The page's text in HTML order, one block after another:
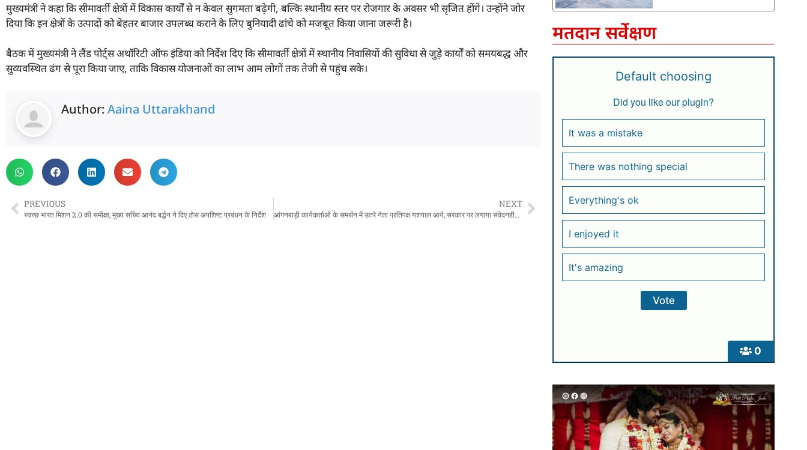
मुख्यमंत्री ने कहा कि सीमावर्ती क्षेत्रों में विकास कार्यों से न केवल सुगमता बढ़ेगी, बल्कि स्थानीय स्तर पर रोजगार के अवसर भी सृजित होंगे। उन्होंने जोर
दिया कि इन क्षेत्रों के उत्पादों को बेहतर बाजार उपलब्ध कराने के लिए बुनियादी ढांचे को मजबूत किया जाना जरूरी है।
बैठक में मुख्यमंत्री ने लैंड पोर्ट्स अथॉरिटी ऑफ इंडिया को निर्देश दिए कि सीमावर्ती क्षेत्रों में स्थानीय निवासियों की सुविधा से जुड़े कार्यों को समयबद्ध और
सुव्यवस्थित ढंग से पूरा किया जाए, ताकि विकास योजनाओं का लाभ आम लोगों तक तेजी से पहुंच सके।
Author: Aaina Uttarakhand
PREVIOUS
स्वच्छ भारत मिशन 2.0 की समीक्षा, मुख्य सचिव आनंद बर्द्धन ने दिए ठोस अपशिष्ट प्रबंधन के निर्देश
NEXT
आंगनबाड़ी कार्यकर्ताओं के समर्थन में उतरे नेता प्रतिपक्ष यशपाल आर्य, सरकार पर लगाया संवेदनहीनता का आरोप
मतदान सर्वेक्षण
0
Default choosing
Did you like our plugin?
It was a mistake
There was nothing special
Everything's ok
I enjoyed it
It's amazing